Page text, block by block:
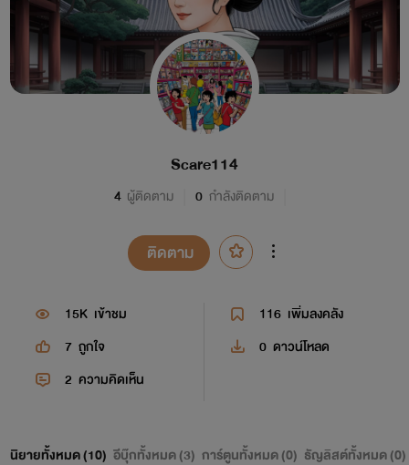
Scare114
4 ผู้ติดตาม 0 กำลังติดตาม
ติดตาม
15K เข้าชม 116 เพิ่มลงคลัง
7 ถูกใจ 0 ดาวน์โหลด
2 ความคิดเห็น
นิยายทั้งหมด (10) อีบุ๊กทั้งหมด (3) การ์ตูนทั้งหมด (0) ธัญลิสต์ทั้งหมด (0)